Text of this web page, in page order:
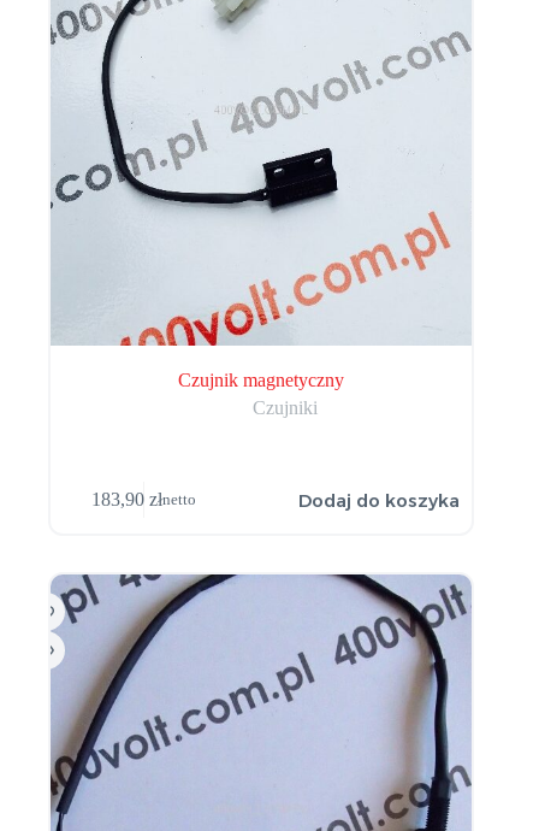
Czujnik magnetyczny
Czujniki
183,90złnetto Dodaj do koszyka